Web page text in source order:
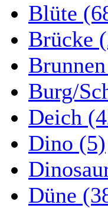
Blüte
Brücke
Burg/
Deich
Dino (5)
Düne